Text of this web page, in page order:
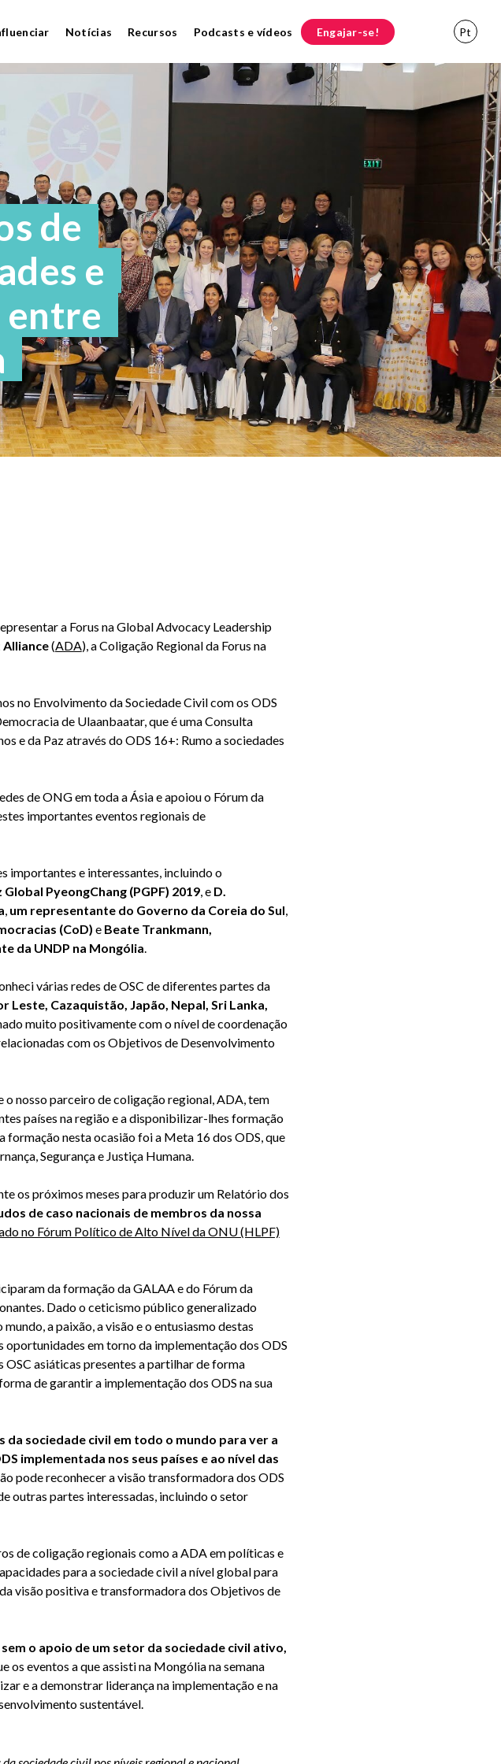
Notícias Recursos Podcasts e vídeos Engajar-se! Pt
de
e
entre
a Forus na Global Advocacy Leadership
(ADA), a Coligação Regional da Forus na
no Envolvimento da Sociedade Civil com os ODS
de Ulaanbaatar, que é uma Consulta
e da Paz através do ODS 16+: Rumo a sociedades
de ONG em toda a Ásia e apoiou o Fórum da
importantes eventos regionais de
importantes e interessantes, incluindo o
Global PyeongChang (PGPF) 2019, e D.
,um representante do Governo da Coreia do Sul,
(CoD) e Beate Trankmann,
da UNDP na Mongólia.
várias redes de OSC de diferentes partes da
Leste, Cazaquistão, Japão, Nepal, Sri Lanka,
muito positivamente com o nível de coordenação
com os Objetivos de Desenvolvimento
nosso parceiro de coligação regional, ADA, tem
países na região e a disponibilizar-lhes formação
nesta ocasião foi a Meta 16 dos ODS, que
Segurança e Justiça Humana.
os próximos meses para produzir um Relatório dos
de caso nacionais de membros da nossa
no Fórum Político de Alto Nível da ONU (HLPF)
da formação da GALAA e do Fórum da
Dado o ceticismo público generalizado
a paixão, a visão e o entusiasmo destas
em torno da implementação dos ODS
OSC asiáticas presentes a partilhar de forma
de garantir a implementação dos ODS na sua
sociedade civil em todo o mundo para ver a
implementada nos seus países e ao nível das
pode reconhecer a visão transformadora dos ODS
outras partes interessadas, incluindo o setor
de coligação regionais como a ADA em políticas e
para a sociedade civil a nível global para
visão positiva e transformadora dos Objetivos de
o apoio de um setor da sociedade civil ativo,
os eventos a que assisti na Mongólia na semana
e a demonstrar liderança na implementação e na
sustentável.